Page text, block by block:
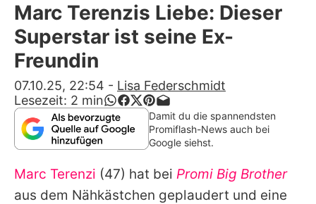
Stars
Filme & Serien
Lifestyle
Familie & Liebe
Promiflash Exklusiv
Alle Themen auf Promiflash
Marc Terenzis Liebe: Dieser
Superstar ist seine Ex-
Freundin
07.10.25, 22:54 - Lisa Federschmidt
Lesezeit: 2 min
Damit du die spannendsten
Promiflash-News auch bei
Google siehst.
Marc Terenzi (47) hat bei Promi Big Brother
aus dem Nähkästchen geplaudert und eine